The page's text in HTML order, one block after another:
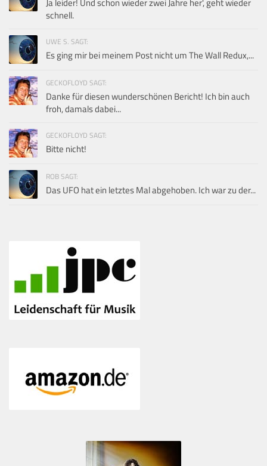
schnell.
UWE S. SAGT:
Es ging mir bei meinem Post nicht um The Wall Redux,...
GECKOFLOYD SAGT:
Danke für diesen wunderschönen Bericht! Ich bin auch
froh, damals dabei...
GECKOFLOYD SAGT:
Bitte nicht!
ROB SAGT:
Das UFO hat ein letztes Mal abgehoben. Ich war zu der...